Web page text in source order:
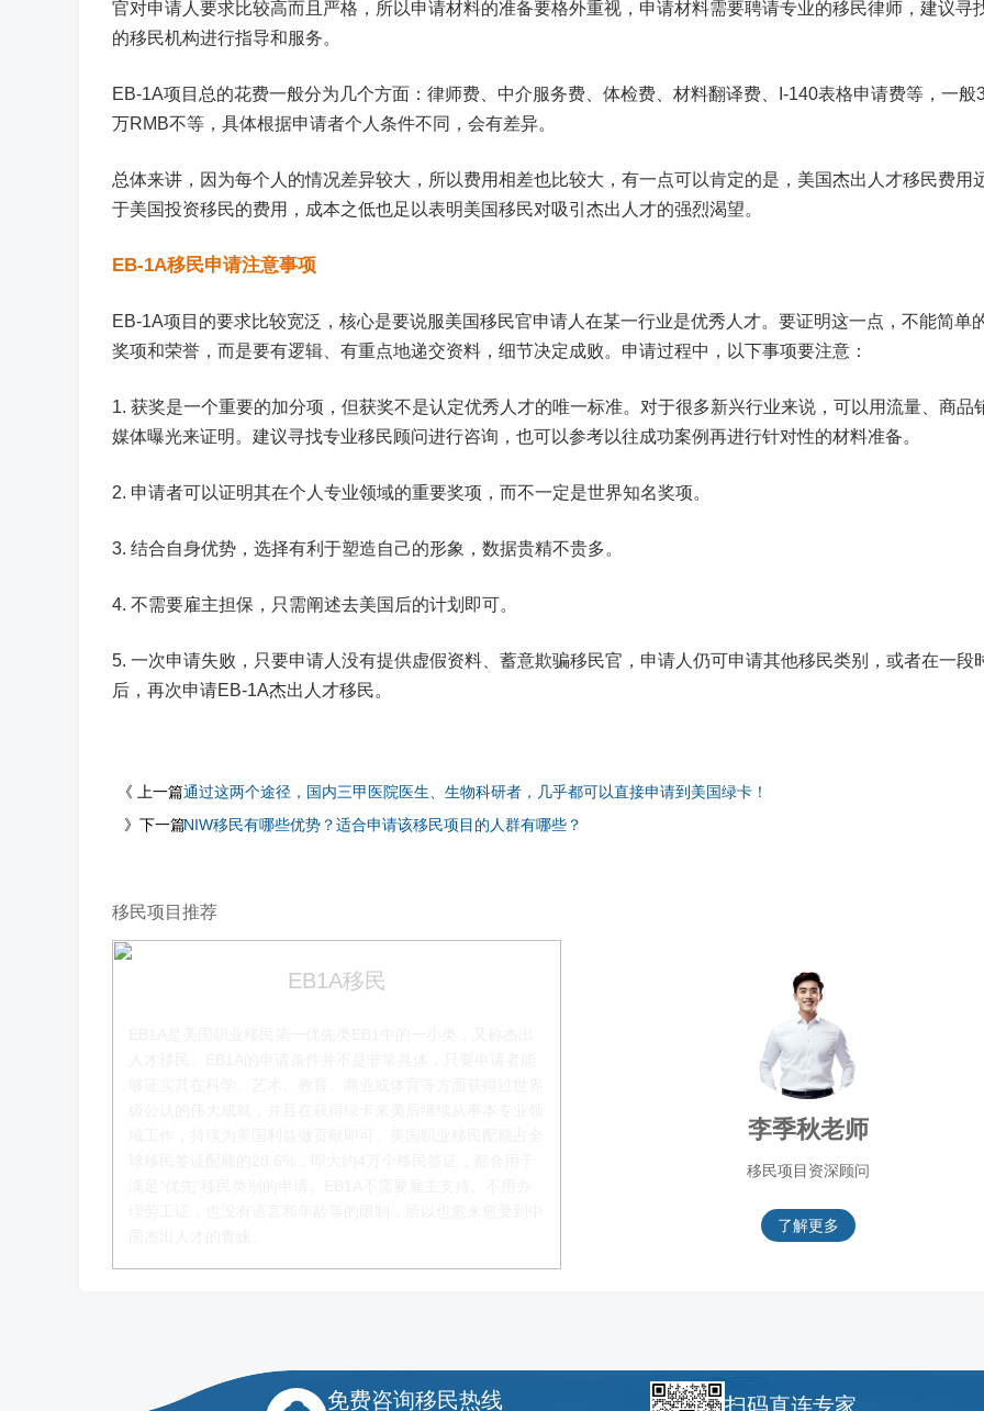
官对申请人要求比较高而且严格，所以申请材料的准备要格外重视，申请材料需要聘请专业的移民律师，建议寻
的移民机构进行指导和服务。
EB-1A项目总的花费一般分为几个方面：律师费、中介服务费、体检费、材料翻译费、I-140表格申请费等，一般
万RMB不等，具体根据申请者个人条件不同，会有差异。
总体来讲，因为每个人的情况差异较大，所以费用相差也比较大，有一点可以肯定的是，美国杰出人才移民费用
于美国投资移民的费用，成本之低也足以表明美国移民对吸引杰出人才的强烈渴望。
EB-1A移民申请注意事项
EB-1A项目的要求比较宽泛，核心是要说服美国移民官申请人在某一行业是优秀人才。要证明这一点，不能简单
奖项和荣誉，而是要有逻辑、有重点地递交资料，细节决定成败。申请过程中，以下事项要注意：
1. 获奖是一个重要的加分项，但获奖不是认定优秀人才的唯一标准。对于很多新兴行业来说，可以用流量、商品
媒体曝光来证明。建议寻找专业移民顾问进行咨询，也可以参考以往成功案例再进行针对性的材料准备。
2. 申请者可以证明其在个人专业领域的重要奖项，而不一定是世界知名奖项。
3. 结合自身优势，选择有利于塑造自己的形象，数据贵精不贵多。
4. 不需要雇主担保，只需阐述去美国后的计划即可。
5. 一次申请失败，只要申请人没有提供虚假资料、蓄意欺骗移民官，申请人仍可申请其他移民类别，或者在一段
后，再次申请EB-1A杰出人才移民。
《 上一篇通过这两个途径，国内三甲医院医生、生物科研者，几乎都可以直接申请到美国绿卡！
》下一篇NIW移民有哪些优势？适合申请该移民项目的人群有哪些？
移民项目推荐
EB1A移民
李季秋老师
移民项目资深顾问
了解更多
免费咨询移民热线 扫码直连专家